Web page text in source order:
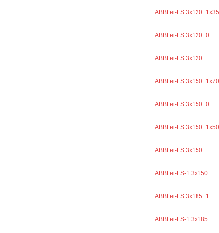
АВВГнг-LS 3х120+1х35
АВВГнг-LS 3х120+0
АВВГнг-LS 3х120
АВВГнг-LS 3х150+1х70
АВВГнг-LS 3х150+0
АВВГнг-LS 3х150+1х50
АВВГнг-LS 3х150
АВВГнг-LS-1 3х150
АВВГнг-LS 3х185+1
АВВГнг-LS-1 3х185